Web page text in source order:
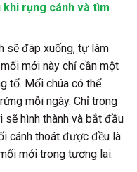
khi rụng cánh và tìm
sẽ đáp xuống, tự làm
mới này chỉ cần một
tổ. Mối chúa có thể
mỗi ngày. Chỉ trong
sẽ hình thành và bắt đầu
cánh thoát được đều là
mới trong tương lai.